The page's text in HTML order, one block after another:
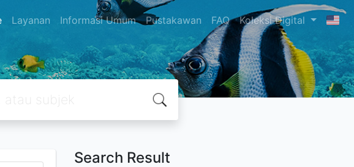
Layanan Informasi Umum Pustakawan FAQ Koleksi Digital
Search Result